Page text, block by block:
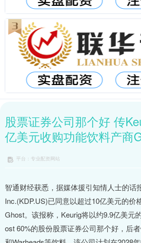
股票证券公司那个好 传
亿美元收购功能饮料产商
平台：专业配资网站
智通财经获悉，据媒体援引知情人士的话
Inc.(KDP.US)已同意以超过10亿美元的价
Ghost。该报称，Keurig将以约9.9亿美元
ost 60%的股份股票证券公司那个好，后